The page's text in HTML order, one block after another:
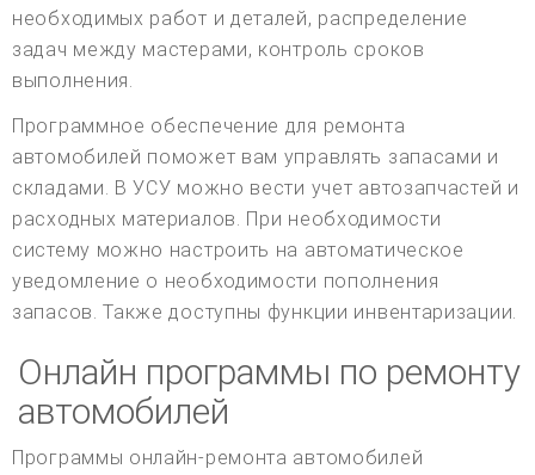
необходимых работ и деталей, распределение
задач между мастерами, контроль сроков
выполнения.
Программное обеспечение для ремонта
автомобилей поможет вам управлять запасами и
складами. В УСУ можно вести учет автозапчастей и
расходных материалов. При необходимости
систему можно настроить на автоматическое
уведомление о необходимости пополнения
запасов. Также доступны функции инвентаризации.
Онлайн программы по ремонту
автомобилей
Программы онлайн-ремонта автомобилей